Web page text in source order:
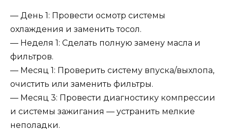
— День 1: Провести осмотр системы
охлаждения и заменить тосол.
— Неделя 1: Сделать полную замену масла и
фильтров.
— Месяц 1: Проверить систему впуска/выхлопа,
очистить или заменить фильтры.
— Месяц 3: Провести диагностику компрессии
и системы зажигания — устранить мелкие
неполадки.